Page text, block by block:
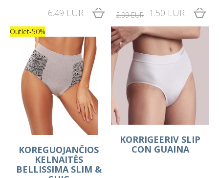
6.49 EUR 2.99 EUR 1.50 EUR
Outlet-50%
KOREGUOJANČIOS
KELNAITĖS
BELLISSIMA SLIM &
KORRIGEERIV SLIP
CON GUAINA